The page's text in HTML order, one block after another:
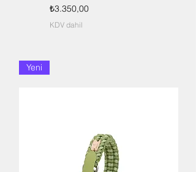
Fiyat
₺3.350,00
KDV dahil
Yeni